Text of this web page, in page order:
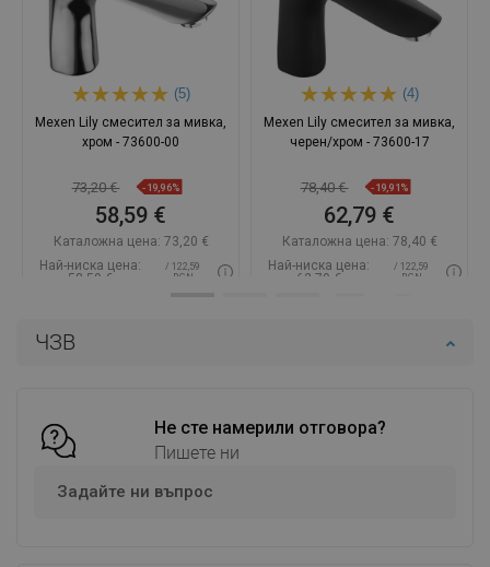
ЧЗВ
Не сте намерили отговора?
Пишете ни
Задайте ни въпрос
(5)
Mexen Lily смесител за мивка,
хром - 73600-00
73,20 € -19,96%
58,59 €
Каталожна цена: 73,20 €
Най-ниска цена:
58,59 €
/ 122,59
BGN
Добави в количката
(4)
Mexen Lily смесител за мивка,
черен/хром - 73600-17
78,40 € -19,91%
62,79 €
Каталожна цена: 78,40 €
Най-ниска цена:
62,79 €
/ 122,59
BGN
Добави в количката